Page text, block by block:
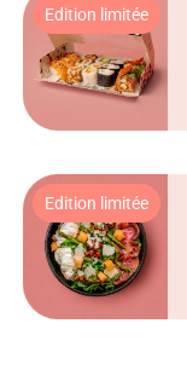
Edition limitée
Edition limitée